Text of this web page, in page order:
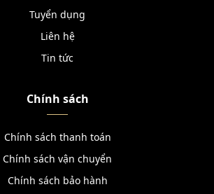
Tuyển dụng
Liên hệ
Tin tức
Chính sách
Chính sách thanh toán
Chính sách vận chuyển
Chính sách bảo hành